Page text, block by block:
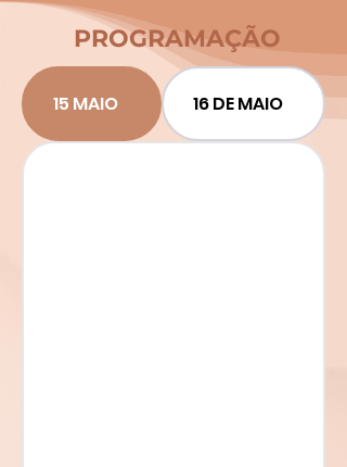
PROGRAMAÇÃO
15 MAIO 16 DE MAIO